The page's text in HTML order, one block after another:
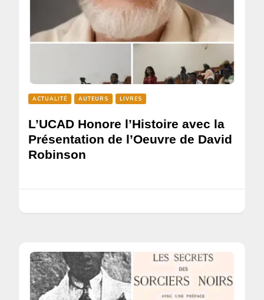
ACTUALITÉ AUTEURS LIVRES
L’UCAD Honore l’Histoire avec la
Présentation de l’Oeuvre de David
Robinson